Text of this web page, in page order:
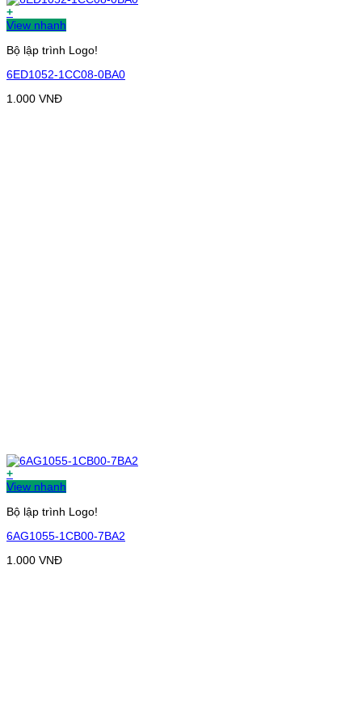
+
View nhanh
Bộ lập trình Logo!
6ED1052-1CC08-0BA0
1.000 VNĐ
+
View nhanh
Bộ lập trình Logo!
6AG1055-1CB00-7BA2
1.000 VNĐ